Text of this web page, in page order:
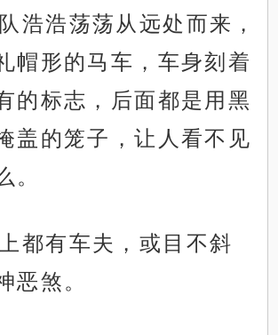
浩浩荡荡从远处而来，
帽形的马车，车身刻着
的标志，后面都是用黑
盖的笼子，让人看不见
。
都有车夫，或目不斜
恶煞。